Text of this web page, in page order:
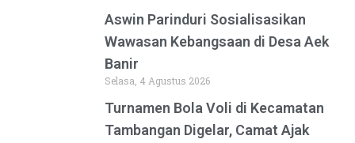
Aswin Parinduri Sosialisasikan
Wawasan Kebangsaan di Desa Aek
Banir
Selasa, 4 Agustus 2026
Turnamen Bola Voli di Kecamatan
Tambangan Digelar, Camat Ajak